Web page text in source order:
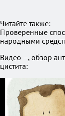
Читайте также:
Проверенные
народными
Видео —, обзор
цистита: